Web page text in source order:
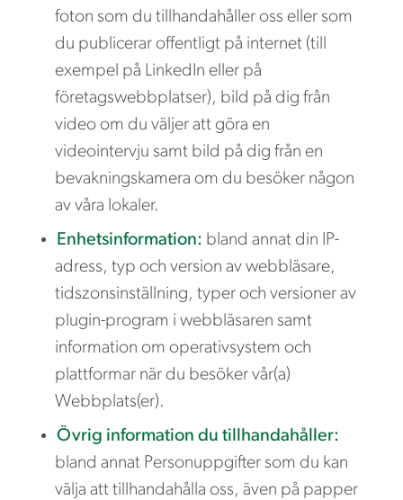
foton som du tillhandahåller oss eller som
du publicerar offentligt på internet (till
exempel på LinkedIn eller på
företagswebbplatser), bild på dig från
video om du väljer att göra en
videointervju samt bild på dig från en
bevakningskamera om du besöker någon
av våra lokaler.
Enhetsinformation: bland annat din IP-
adress, typ och version av webbläsare,
tidszonsinställning, typer och versioner av
plugin-program i webbläsaren samt
information om operativsystem och
plattformar när du besöker vår(a)
Webbplats(er).
Övrig information du tillhandahåller:
bland annat Personuppgifter som du kan
välja att tillhandahålla oss, även på papper